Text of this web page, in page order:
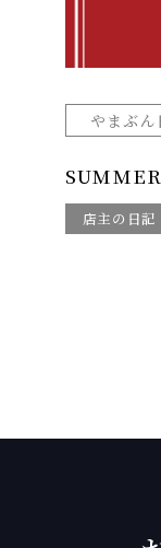
やまぶん
店主の日記